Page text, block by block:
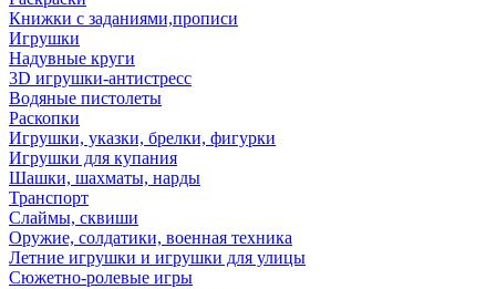
Книжки с заданиями,прописи
Игрушки
Надувные круги
3D игрушки-антистресс
Водяные пистолеты
Раскопки
Игрушки, указки, брелки, фигурки
Игрушки для купания
Шашки, шахматы, нарды
Транспорт
Слаймы, сквиши
Оружие, солдатики, военная техника
Летние игрушки и игрушки для улицы
Сюжетно-ролевые игры